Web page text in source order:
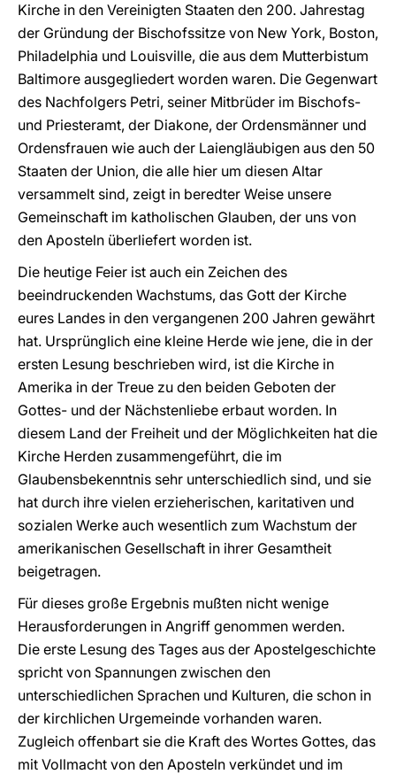
Kirche in den Vereinigten Staaten den 200. Jahrestag
der Gründung der Bischofssitze von New York, Boston,
Philadelphia und Louisville, die aus dem Mutterbistum
Baltimore ausgegliedert worden waren. Die Gegenwart
des Nachfolgers Petri, seiner Mitbrüder im Bischofs-
und Priesteramt, der Diakone, der Ordensmänner und
Ordensfrauen wie auch der Laiengläubigen aus den 50
Staaten der Union, die alle hier um diesen Altar
versammelt sind, zeigt in beredter Weise unsere
Gemeinschaft im katholischen Glauben, der uns von
den Aposteln überliefert worden ist.
Die heutige Feier ist auch ein Zeichen des
beeindruckenden Wachstums, das Gott der Kirche
eures Landes in den vergangenen 200 Jahren gewährt
hat. Ursprünglich eine kleine Herde wie jene, die in der
ersten Lesung beschrieben wird, ist die Kirche in
Amerika in der Treue zu den beiden Geboten der
Gottes- und der Nächstenliebe erbaut worden. In
diesem Land der Freiheit und der Möglichkeiten hat die
Kirche Herden zusammengeführt, die im
Glaubensbekenntnis sehr unterschiedlich sind, und sie
hat durch ihre vielen erzieherischen, karitativen und
sozialen Werke auch wesentlich zum Wachstum der
amerikanischen Gesellschaft in ihrer Gesamtheit
beigetragen.
Für dieses große Ergebnis mußten nicht wenige
Herausforderungen in Angriff genommen werden.
Die erste Lesung des Tages aus der Apostelgeschichte
spricht von Spannungen zwischen den
unterschiedlichen Sprachen und Kulturen, die schon in
der kirchlichen Urgemeinde vorhanden waren.
Zugleich offenbart sie die Kraft des Wortes Gottes, das
mit Vollmacht von den Aposteln verkündet und im